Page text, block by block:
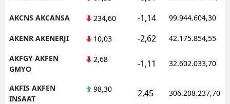
AKCNS AKCANSA 234,60 -1,14 99.944.604,30
AKENR AKENERJI 10,03 -2,62 42.175.854,55
AKFGY AKFEN
GMYO
2,68 -1,11 32.602.033,70
AKFIS AKFEN
INSAAT
98,30 2,45 306.208.237,70